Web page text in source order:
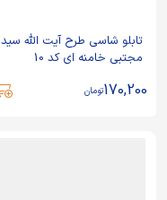
تابلو شاسی طرح آیت الله سید
مجتبی خامنه ای کد 10
170,200تومان